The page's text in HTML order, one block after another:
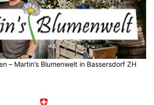
– Martin’s Blumenwelt in Bassersdorf ZH